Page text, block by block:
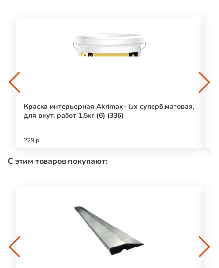
Краска интерьерная Akrimax- lux суперб.матовая,
для внут. работ 1,5кг (6) (336)
229 р.
С этим товаров покупают: